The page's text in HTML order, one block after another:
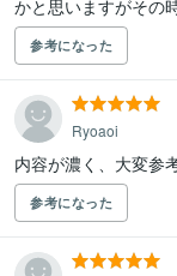
かと思いますがその
参考になった
Ryoaoi
内容が濃く、大変参
参考になった